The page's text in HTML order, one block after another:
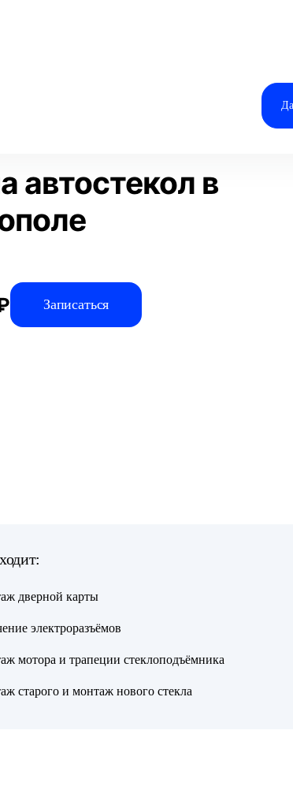
Замена автостекол
Статьи
автостекол в
Записаться
дверной карты
электроразъёмов
мотора и трапеции стеклоподъёмника
старого и монтаж нового стекла